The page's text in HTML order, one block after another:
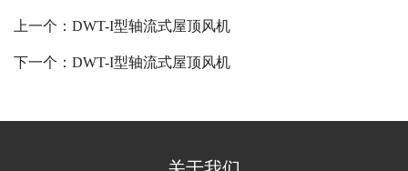
上一个：DWT-I型轴流式屋顶风机
下一个：DWT-I型轴流式屋顶风机